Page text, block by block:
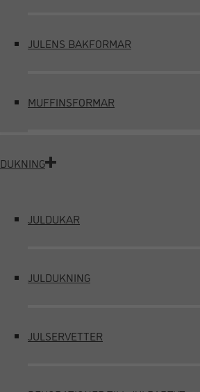
JULENS BAKFORMAR
MUFFINSFORMAR
DUKNING
JULDUKAR
JULDUKNING
JULSERVETTER